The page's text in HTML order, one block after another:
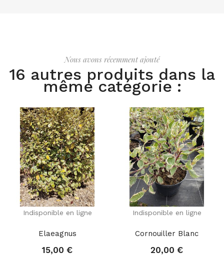
Nous avons récemment ajouté
16 autres produits dans la
même catégorie :
Indisponible en ligne
Elaeagnus
15,00 €
Indisponible en ligne
Cornouiller Blanc
20,00 €